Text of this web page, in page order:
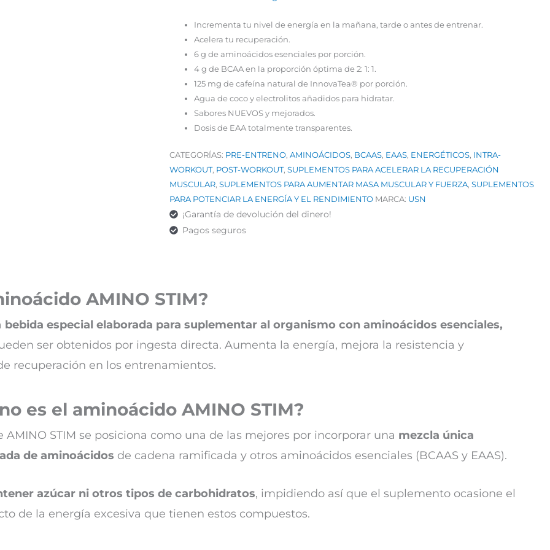
Incrementa tu nivel de energía en la mañana, tarde o antes de entrenar.
Acelera tu recuperación.
6 g de aminoácidos esenciales por porción.
4 g de BCAA en la proporción óptima de 2: 1: 1.
125 mg de cafeína natural de InnovaTea® por porción.
Agua de coco y electrolitos añadidos para hidratar.
Sabores NUEVOS y mejorados.
Dosis de EAA totalmente transparentes.
CATEGORÍAS: PRE-ENTRENO, AMINOÁCIDOS, BCAAS, EAAS, ENERGÉTICOS, INTRA-
WORKOUT, POST-WORKOUT, SUPLEMENTOS PARA ACELERAR LA RECUPERACIÓN
MUSCULAR, SUPLEMENTOS PARA AUMENTAR MASA MUSCULAR Y FUERZA, SUPLEMENTOS
PARA POTENCIAR LA ENERGÍA Y EL RENDIMIENTO MARCA: USN
¡Garantía de devolución del dinero!
Pagos seguros
AMINO STIM?
bebida especial elaborada para suplementar al organismo con aminoácidos esenciales,
ser obtenidos por ingesta directa. Aumenta la energía, mejora la resistencia y
recuperación en los entrenamientos.
es el aminoácido AMINO STIM?
STIM se posiciona como una de las mejores por incorporar una mezcla única
de aminoácidos de cadena ramificada y otros aminoácidos esenciales (BCAAS y EAAS).
azúcar ni otros tipos de carbohidratos, impidiendo así que el suplemento ocasione el
de la energía excesiva que tienen estos compuestos.